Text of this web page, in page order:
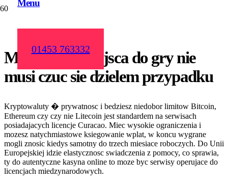
Menu
01453 763332
Mozliwosci miejsca do gry nie
musi czuc sie dzielem przypadku
Kryptowaluty � prywatnosc i bedziesz niedobor limitow Bitcoin,
Ethereum czy czy nie Litecoin jest standardem na serwisach
posiadajacych licencje Curacao. Miec wysokie ograniczenia i
mozesz natychmiastowe ksiegowanie wplat, w koncu wygrane
mogli znosic kiedys samotny do trzech miesiace roboczych. Do Unii
Europejskiej idzie elastycznosc swiadczenia z pomocy, co sprawia,
ty do autentyczne kasyna online to moze byc serwisy operujace do
licencjach miedzynarodowych.